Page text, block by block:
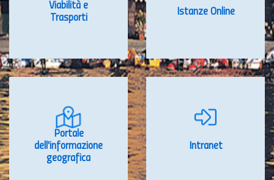
Viabilità e
Trasporti
Istanze Online
Portale
dell'informazione
geografica
Intranet